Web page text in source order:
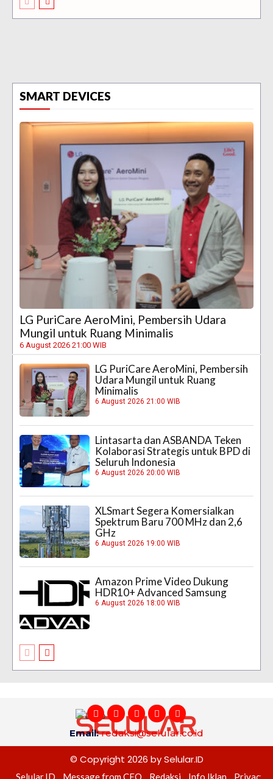
SMART DEVICES
LG PuriCare AeroMini, Pembersih Udara
Mungil untuk Ruang Minimalis
6 August 2026 21:00 WIB
LG PuriCare AeroMini, Pembersih
Udara Mungil untuk Ruang
Minimalis
6 August 2026 21:00 WIB
Lintasarta dan ASBANDA Teken
Kolaborasi Strategis untuk BPD di
Seluruh Indonesia
6 August 2026 20:00 WIB
XLSmart Segera Komersialkan
Spektrum Baru 700 MHz dan 2,6
GHz
6 August 2026 19:00 WIB
Amazon Prime Video Dukung
HDR10+ Advanced Samsung
6 August 2026 18:00 WIB
Email:redaksi@selular.co.id
© Copyright 2026 by Selular.ID
Selular.ID Message from CEO Redaksi Info Iklan Privacy